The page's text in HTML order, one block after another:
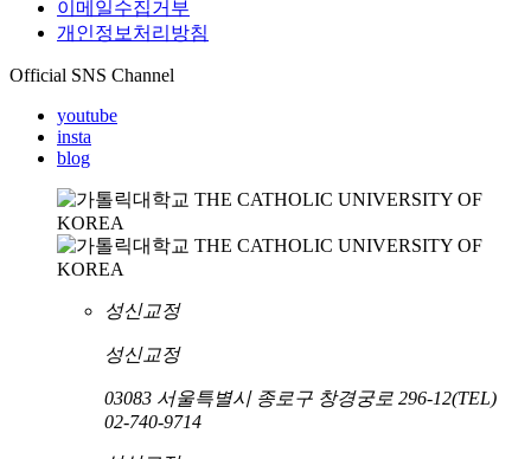
이메일수집거부
개인정보처리방침
Official SNS Channel
youtube
insta
blog
성신교정
성신교정
03083 서울특별시 종로구 창경궁로 296-12(TEL)
02-740-9714